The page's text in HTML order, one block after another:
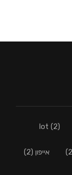
lot (2)
אייפון (2)